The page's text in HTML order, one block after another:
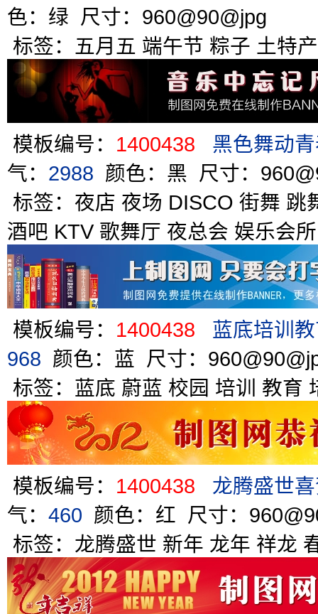
色：绿 尺寸：960@90@jpg
标签： 五月五 端午节 粽子 土特产
模板编号： 1400438
黑色舞动
气： 2988 颜色：黑 尺寸：
标签： 夜店 夜场 DISCO 街舞 跳
酒吧 KTV 歌舞厅 夜总会 娱乐会所
模板编号： 1400438
蓝底培训
968 颜色：蓝 尺寸：
标签： 蓝底 蔚蓝 校园 培训 教育
模板编号： 1400438
龙腾盛世
气： 460 颜色：红 尺寸：
标签： 龙腾盛世 新年 龙年 祥龙